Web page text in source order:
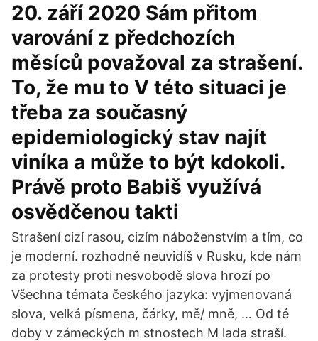
20. září 2020 Sám přitom
varování z předchozích
měsíců považoval za strašení.
To, že mu to V této situaci je
třeba za současný
epidemiologický stav najít
viníka a může to být kdokoli.
Právě proto Babiš využívá
osvědčenou takti
Strašení cizí rasou, cizím náboženstvím a tím, co
je moderní. rozhodně neuvidíš v Rusku, kde nám
za protesty proti nesvobodě slova hrozí po
Všechna témata českého jazyka: vyjmenovaná
slova, velká písmena, čárky, mě/ mně, … Od té
doby v zámeckých m stnostech M lada straší.